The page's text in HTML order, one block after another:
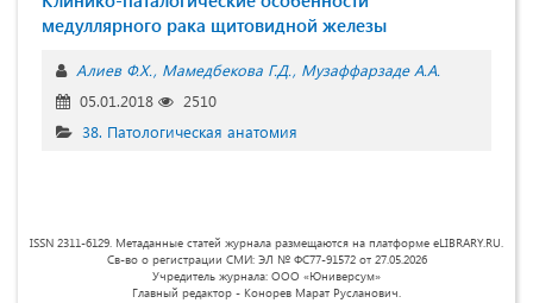
медуллярного рака щитовидной железы
Алиев Ф.Х. Мамедбекова Г.Д. Музаффарзаде А.А.
05.01.2018
2510
38. Патологическая анатомия
ISSN 2311-6129. Метаданные статей журнала размещаются на платформе eLIBRARY.RU.
Св-во о регистрации СМИ: ЭЛ № ФС77-91572 от 27.05.2026
Учредитель журнала: ООО «Юниверсум»
Главный редактор - Конорев Марат Русланович.